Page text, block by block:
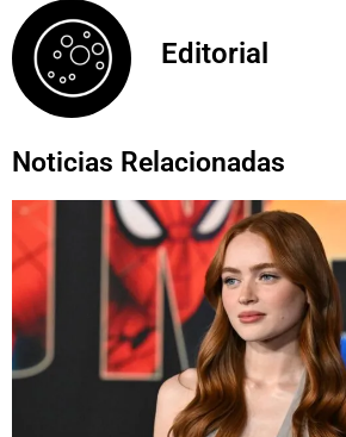
Editorial
Noticias Relacionadas